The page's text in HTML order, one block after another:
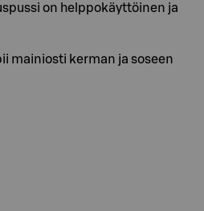
on helppokäyttöinen ja
mainiosti kerman ja soseen